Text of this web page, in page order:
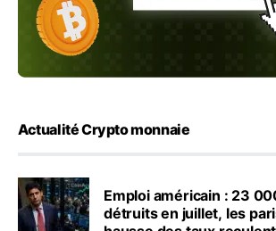
Actualité Crypto monnaie
Emploi américain : 23
détruits en juillet, les